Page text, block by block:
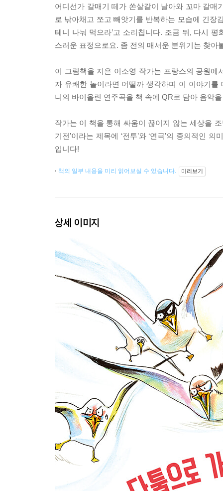
어디선가 갈매기 떼가 쏜살같이 날아와 꼬마 갈
로 낚아채고 쪼고 빼앗기를 반복하는 모습에 긴장
테니 나눠 먹으라’고 소리칩니다. 조금 뒤, 다시
스러운 표정으로요. 좀 전의 매서운 분위기는 찾
이 그림책을 지은 이소영 작가는 프랑스의 공원
자 유쾌한 놀이라면 어떨까 생각하며 이 이야기
니의 바이올린 연주곡을 책 속에 QR로 담아 음악
작가는 이 책을 통해 싸움이 끊이지 않는 세상을
기전’이라는 제목에 ‘전투’와 ‘연극’의 중의적인
입니다!
책의 일부 내용을 미리 읽어보실 수 있습니다. 미리보기
상세 이미지